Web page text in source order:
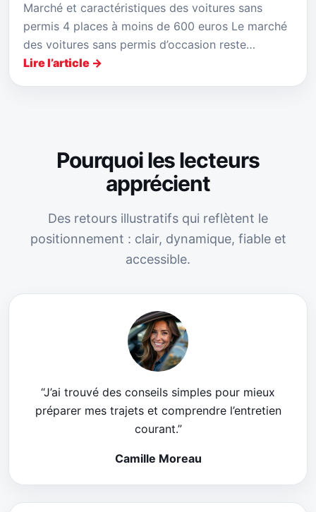
Marché et caractéristiques des voitures sans
permis 4 places à moins de 600 euros Le marché
des voitures sans permis d’occasion reste…
Lire l’article →
Pourquoi les lecteurs
apprécient
Des retours illustratifs qui reflètent le
positionnement : clair, dynamique, fiable et
accessible.
“J’ai trouvé des conseils simples pour mieux
préparer mes trajets et comprendre l’entretien
courant.”
Camille Moreau